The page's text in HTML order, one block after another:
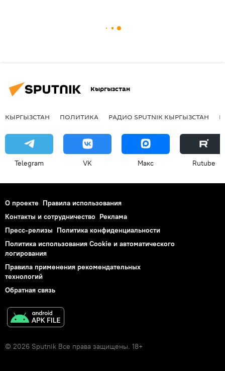
Кыргызстан
КЫРГЫЗСТАН ПОЛИТИКА РАДИО SPUTNIK КЫРГЫЗСТАН
Telegram VK Макс Rutube
О проекте Правила использования
Контакты и сотрудничество Реклама
Пресс-релизы Политика конфиденциальности
Политика использования Cookie и автоматического
логирования
Правила применения рекомендательных
технологий
Обратная связь
© 2026 Sputnik Все права защищены. 18+